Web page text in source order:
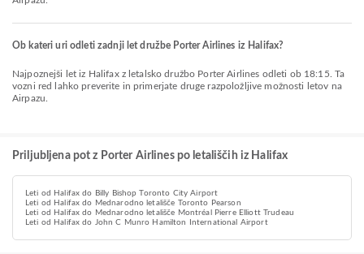
Ob kateri uri odleti zadnji let družbe Porter Airlines iz Halifax?
Najpoznejši let iz Halifax z letalsko družbo Porter Airlines odleti ob 18:15. Ta
vozni red lahko preverite in primerjate druge razpoložljive možnosti letov na
Airpazu.
Priljubljena pot z Porter Airlines po letališčih iz Halifax
Leti od Halifax do Billy Bishop Toronto City Airport
Leti od Halifax do Mednarodno letališče Toronto Pearson
Leti od Halifax do Mednarodno letališče Montréal Pierre Elliott Trudeau
Leti od Halifax do John C Munro Hamilton International Airport